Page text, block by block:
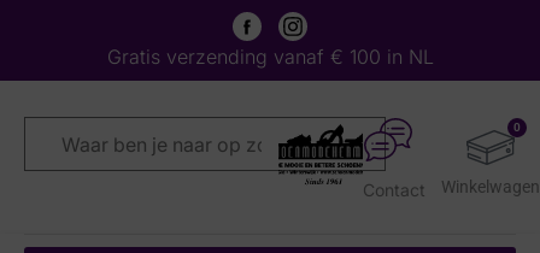
Gratis verzending vanaf € 100 in NL
0
Contact